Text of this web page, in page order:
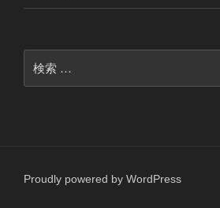
索:
Proudly powered by WordPress